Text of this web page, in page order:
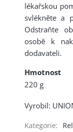
lékařskou
svlékněte a
Odstraňte
osobě k
dodavateli.
Hmotnost
220 g
Vyrobil:
Kategorie: